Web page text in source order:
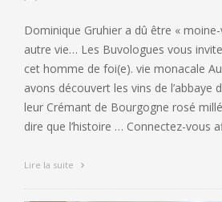
Dominique Gruhier a dû être «
autre vie… Les Buvologues vous
cet homme de foi(e). vie monacale
avons découvert les vins de l’abbaye
leur Crémant de Bourgogne rosé
dire que l’histoire … Connectez-vous
Lire la suite